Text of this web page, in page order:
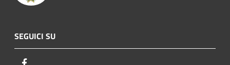
SEGUICI SU